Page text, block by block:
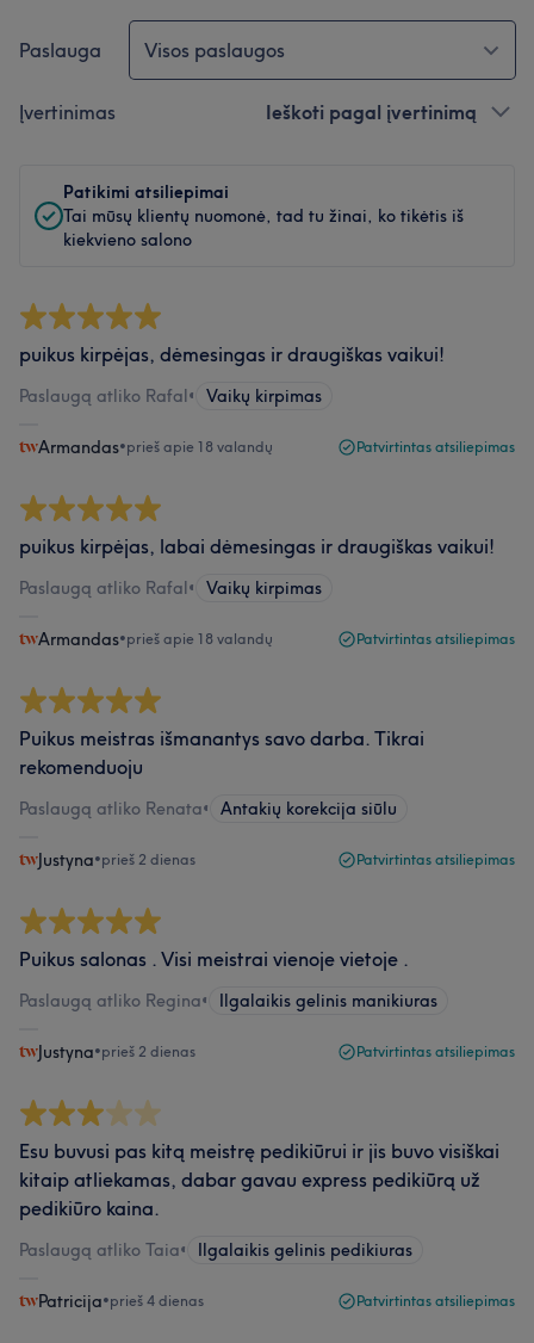
Paslauga Visos paslaugos
Įvertinimas Ieškoti pagal įvertinimą
Patikimi atsiliepimai
Tai mūsų klientų nuomonė, tad tu žinai, ko tikėtis iš
kiekvieno salono
puikus kirpėjas, dėmesingas ir draugiškas vaikui!
Paslaugą atliko Rafal• Vaikų kirpimas
Armandas•prieš apie 18 valandų Patvirtintas atsiliepimas
puikus kirpėjas, labai dėmesingas ir draugiškas vaikui!
Paslaugą atliko Rafal• Vaikų kirpimas
Armandas•prieš apie 18 valandų Patvirtintas atsiliepimas
Puikus meistras išmanantys savo darba. Tikrai
rekomenduoju
Paslaugą atliko Renata• Antakių korekcija siūlu
Justyna•prieš 2 dienas Patvirtintas atsiliepimas
Puikus salonas . Visi meistrai vienoje vietoje .
Paslaugą atliko Regina• Ilgalaikis gelinis manikiuras
Justyna•prieš 2 dienas Patvirtintas atsiliepimas
Esu buvusi pas kitą meistrę pedikiūrui ir jis buvo visiškai
kitaip atliekamas, dabar gavau express pedikiūrą už
pedikiūro kaina.
Paslaugą atliko Taia• Ilgalaikis gelinis pedikiuras
Patricija•prieš 4 dienas Patvirtintas atsiliepimas